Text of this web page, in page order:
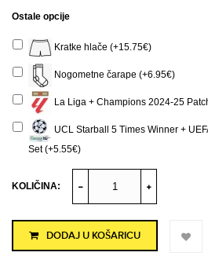
Ostale opcije
Kratke hlače (+15.75€)
Nogometne čarape (+6.95€)
La Liga + Champions 2024-25
UCL Starball 5 Times Winner +
Set (+5.55€)
KOLIČINA:
DODAJ U KOŠARICU